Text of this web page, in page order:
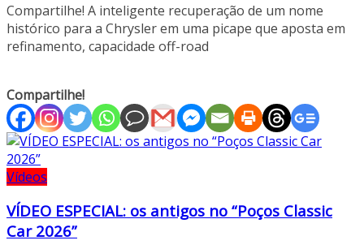
Compartilhe! A inteligente recuperação de um nome
histórico para a Chrysler em uma picape que aposta em
refinamento, capacidade off-road
Compartilhe!
Vídeos
VÍDEO ESPECIAL: os antigos no “Poços Classic
Car 2026”